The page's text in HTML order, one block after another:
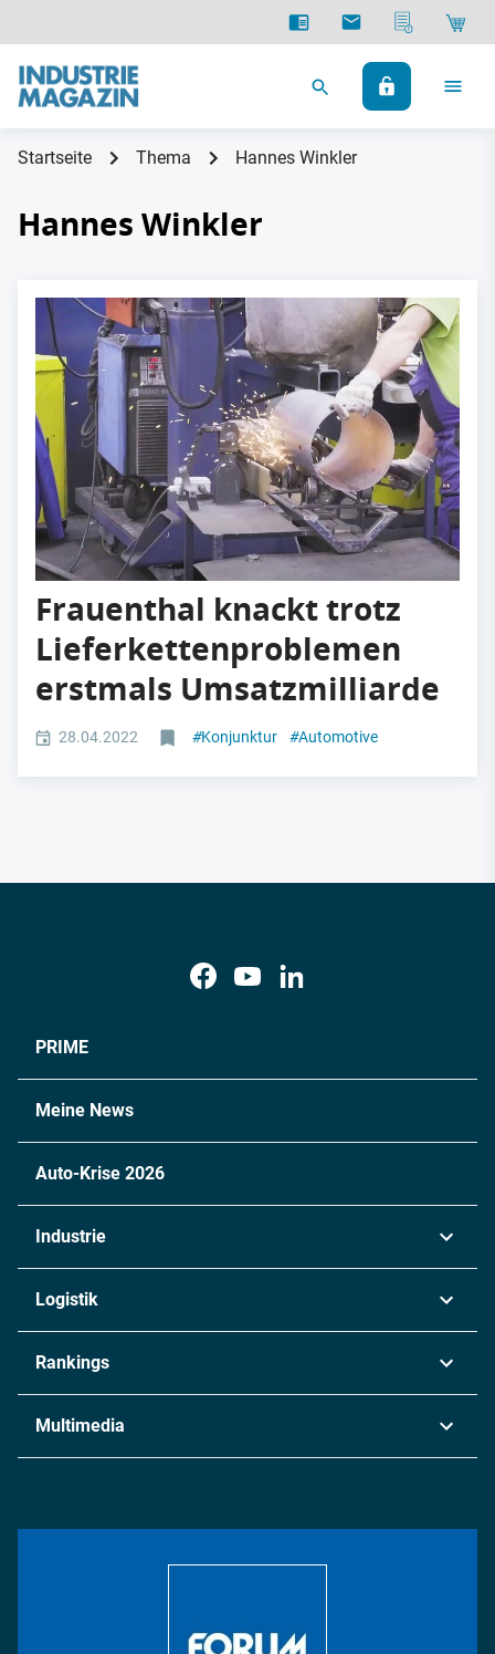
Startseite Thema Hannes Winkler
Hannes Winkler
Frauenthal knackt trotz
Lieferkettenproblemen
erstmals Umsatzmilliarde
28.04.2022 #Konjunktur #Automotive
PRIME
Meine News
Auto-Krise 2026
Industrie
Chemie
Metall
Energie
Logistik
Rankings
Multimedia